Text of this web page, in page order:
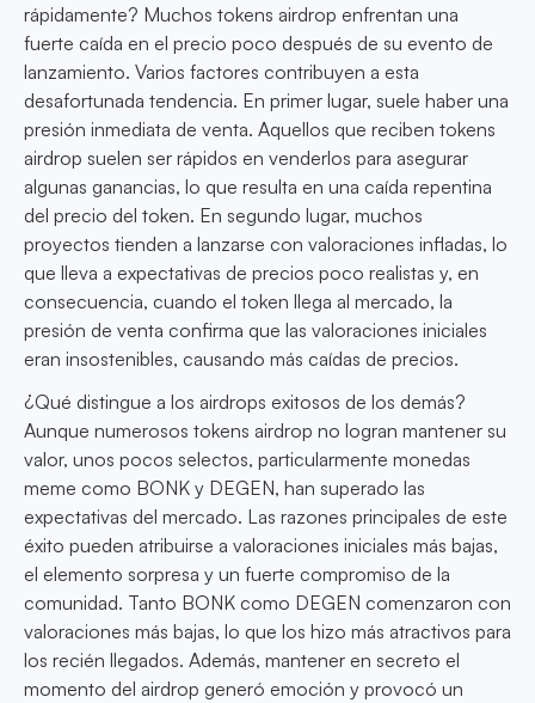
rápidamente? Muchos tokens airdrop enfrentan una
fuerte caída en el precio poco después de su evento de
lanzamiento. Varios factores contribuyen a esta
desafortunada tendencia. En primer lugar, suele haber una
presión inmediata de venta. Aquellos que reciben tokens
airdrop suelen ser rápidos en venderlos para asegurar
algunas ganancias, lo que resulta en una caída repentina
del precio del token. En segundo lugar, muchos
proyectos tienden a lanzarse con valoraciones infladas, lo
que lleva a expectativas de precios poco realistas y, en
consecuencia, cuando el token llega al mercado, la
presión de venta confirma que las valoraciones iniciales
eran insostenibles, causando más caídas de precios.
¿Qué distingue a los airdrops exitosos de los demás?
Aunque numerosos tokens airdrop no logran mantener su
valor, unos pocos selectos, particularmente monedas
meme como BONK y DEGEN, han superado las
expectativas del mercado. Las razones principales de este
éxito pueden atribuirse a valoraciones iniciales más bajas,
el elemento sorpresa y un fuerte compromiso de la
comunidad. Tanto BONK como DEGEN comenzaron con
valoraciones más bajas, lo que los hizo más atractivos para
los recién llegados. Además, mantener en secreto el
momento del airdrop generó emoción y provocó un